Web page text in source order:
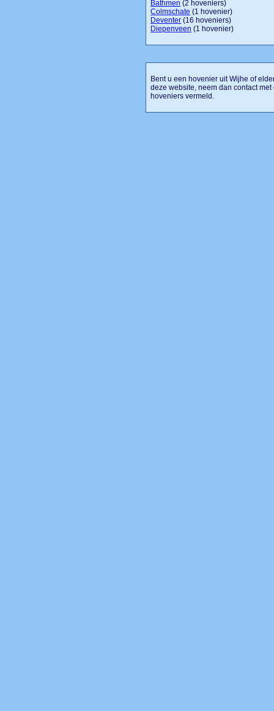
Bathmen (2 hoveniers)
Colmschate (1 hovenier)
Deventer (16 hoveniers)
Diepenveen (1 hovenier)
Bent u een hovenier uit Wijhe of
deze website, neem dan contact
hoveniers vermeld.